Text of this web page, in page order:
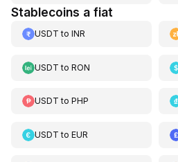
Stablecoins a fiat
USDT to INR
USDT to RON
USDT to PHP
USDT to EUR